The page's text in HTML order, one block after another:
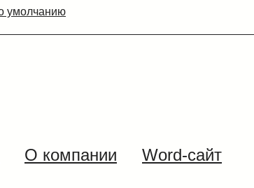
умолчанию
О компании Word-сайт